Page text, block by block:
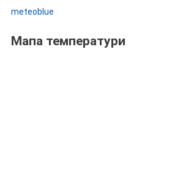
meteoblue
Мапа температури